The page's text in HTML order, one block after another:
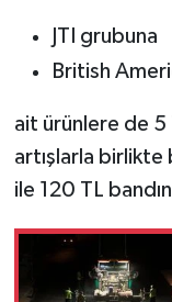
JTI grubuna
British
ait ürünlere de 5
artışlarla birlikte
ile 120 TL